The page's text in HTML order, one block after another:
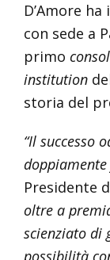
D’Amore
con sede a
primo
institution
storia del
“Il successo
Presidente
oltre a
scienziato di
possibilità